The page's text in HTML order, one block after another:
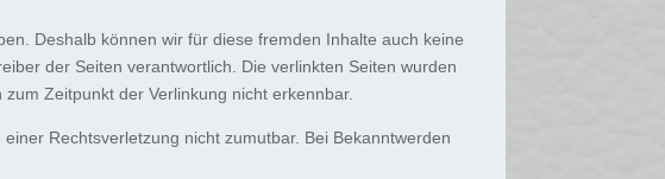
Deshalb können wir für diese fremden Inhalte auch keine
der Seiten verantwortlich. Die verlinkten Seiten wurden
Zeitpunkt der Verlinkung nicht erkennbar.
Rechtsverletzung nicht zumutbar. Bei Bekanntwerden